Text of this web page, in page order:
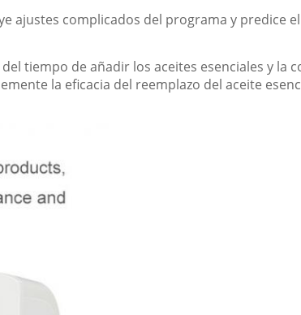
ajustes complicados del programa y predice
tiempo de añadir los aceites esenciales y la
la eficacia del reemplazo del aceite